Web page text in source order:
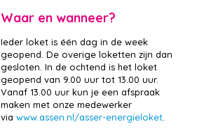
Waar en wanneer?
Ieder loket is één dag in de week
geopend. De overige loketten zijn dan
gesloten. In de ochtend is het loket
geopend van 9.00 uur tot 13.00 uur.
Vanaf 13.00 uur kun je een afspraak
maken met onze medewerker
via www.assen.nl/asser-energieloket.